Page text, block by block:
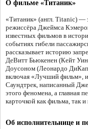
О фильме «Титаник»
«Титаник» (англ. Titanic) —
режиссёра Джеймса
известных фильмов в
событиях гибели
рассказывает историю
ДеВитт Бьюкенен (Кейт
Доусоном (Леонардо
включая «Лучший фильм»,
Саундтрек, написанный
этого феномена, а главная
карточкой как фильма, так
Об исполнительнице и